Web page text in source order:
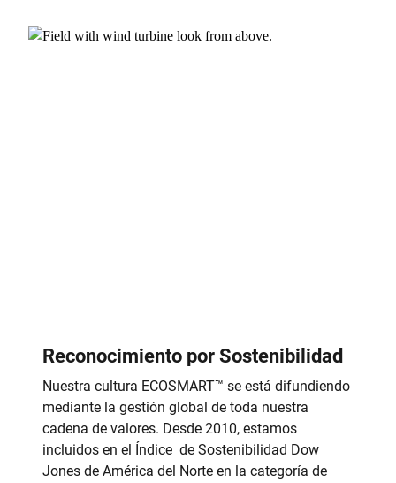
Reconocimiento por Sostenibilidad
Nuestra cultura ECOSMART™ se está difundiendo
mediante la gestión global de toda nuestra
cadena de valores. Desde 2010, estamos
incluidos en el Índice de Sostenibilidad Dow
Jones de América del Norte en la categoría de